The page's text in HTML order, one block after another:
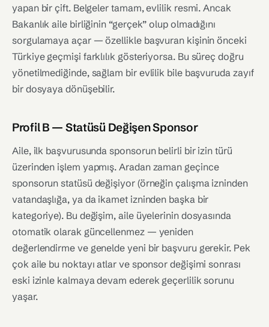
yapan bir çift. Belgeler tamam, evlilik resmi. Ancak
Bakanlık aile birliğinin “gerçek” olup olmadığını
sorgulamaya açar — özellikle başvuran kişinin önceki
Türkiye geçmişi farklılık gösteriyorsa. Bu süreç doğru
yönetilmediğinde, sağlam bir evlilik bile başvuruda zayıf
bir dosyaya dönüşebilir.
Profil B — Statüsü Değişen Sponsor
Aile, ilk başvurusunda sponsorun belirli bir izin türü
üzerinden işlem yapmış. Aradan zaman geçince
sponsorun statüsü değişiyor (örneğin çalışma izninden
vatandaşlığa, ya da ikamet izninden başka bir
kategoriye). Bu değişim, aile üyelerinin dosyasında
otomatik olarak güncellenmez — yeniden
değerlendirme ve genelde yeni bir başvuru gerekir. Pek
çok aile bu noktayı atlar ve sponsor değişimi sonrası
eski izinle kalmaya devam ederek geçerlilik sorunu
yaşar.